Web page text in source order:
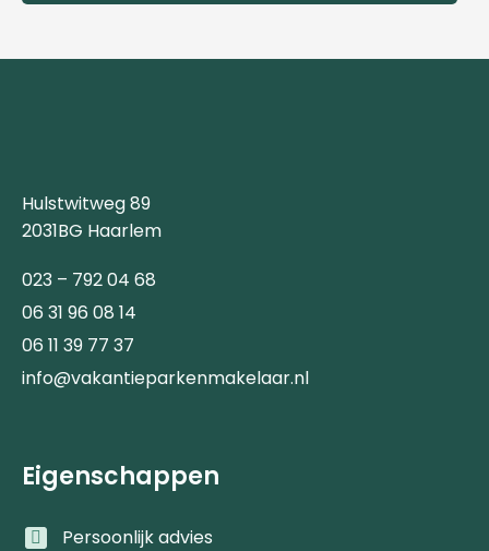
Hulstwitweg 89
2031BG Haarlem
023 – 792 04 68
06 31 96 08 14
06 11 39 77 37
info@vakantieparkenmakelaar.nl
Eigenschappen
Persoonlijk advies